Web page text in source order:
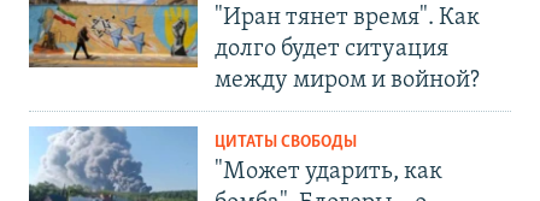
"Иран тянет время". Как
долго будет ситуация
между миром и войной?
ЦИТАТЫ СВОБОДЫ
"Может ударить, как